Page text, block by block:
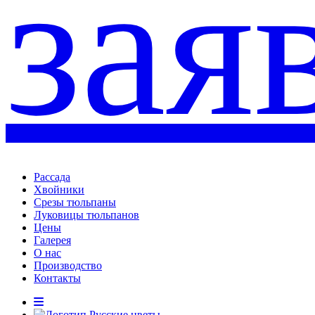
Рассада
Хвойники
Срезы тюльпаны
Луковицы тюльпанов
Цены
Галерея
О нас
Производство
Контакты